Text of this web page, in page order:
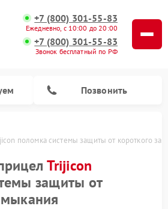
+7 (800) 301-55-83
Ежедневно, с 10:00 до 20:00
+7 (800) 301-55-83
Звонок бесплатный по РФ
Позвонить
поломка системы защиты от короткого
Trijicon
защиты от